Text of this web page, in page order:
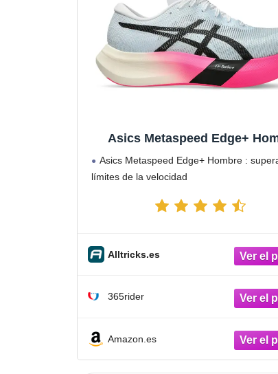
Asics Metaspeed Edge+
Asics Metaspeed Edge+ Hombre :
límites de la velocidad
Alltricks.es
365rider
Amazon.es